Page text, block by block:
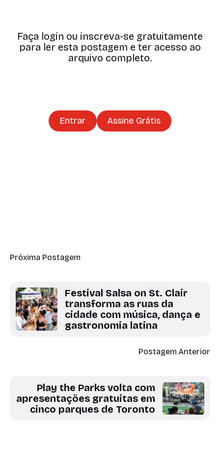
Faça login ou inscreva-se gratuitamente
para ler esta postagem e ter acesso ao
arquivo completo.
Entrar Assine Grátis
Próxima Postagem
Festival Salsa on St. Clair
transforma as ruas da
cidade com música, dança e
gastronomia latina
Postagem Anterior
Play the Parks volta com
apresentações gratuitas em
cinco parques de Toronto